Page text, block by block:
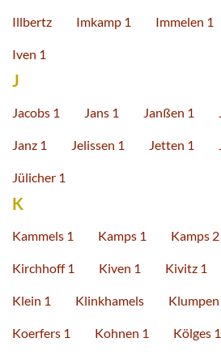
Illbertz Imkamp 1 Immelen 1
Iven 1
J
Jacobs 1 Jans 1 Janßen 1
Janz 1 Jelissen 1 Jetten 1
Jülicher 1
K
Kammels 1 Kamps 1 Kamps 2
Kirchhoff 1 Kiven 1 Kivitz 1
Klein 1 Klinkhamels Klumpen
Koerfers 1 Kohnen 1 Kölges 1